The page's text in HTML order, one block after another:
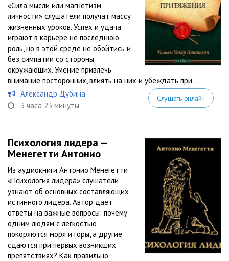
«Сила мысли или магнетизм
личности» слушатели получат массу
жизненных уроков. Успех и удача
играют в карьере не последнюю
роль, но в этой среде не обойтись и
без симпатии со стороны
окружающих. Умение привлечь
внимание посторонних, влиять на них и убеждать при...
Александр Дубина
3 часа 23 минуты
Слушать онлайн
Психология лидера —
Менегетти Антонио
Из аудиокниги Антонио Менегетти
«Психология лидера» слушатели
узнают об основных составляющих
истинного лидера. Автор дает
ответы на важные вопросы: почему
одним людям с легкостью
покоряются моря и горы, а другие
сдаются при первых возникших
препятствиях? Как правильно